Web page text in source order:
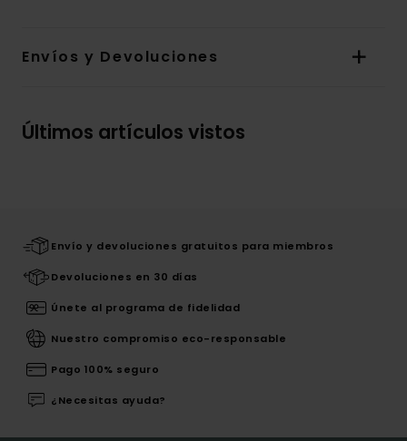
Envíos y Devoluciones
Últimos artículos vistos
Envío y devoluciones gratuitos para miembros
Devoluciones en 30 días
Únete al programa de fidelidad
Nuestro compromiso eco-responsable
Pago 100% seguro
¿Necesitas ayuda?